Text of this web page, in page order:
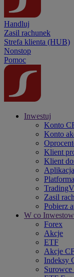
Handluj
Zasil rachunek
Strefa klienta (HUB)
Nonstop
Pomoc
Inwestuj
Konto
Konto
Klient
Klient
Zasil
Pobierz
W co
Forex
Akcje
ETF
Akcje
Indeksy